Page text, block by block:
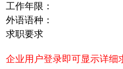
工作年限：
外语语种：
求职要求
企业用户登录即可显示详细